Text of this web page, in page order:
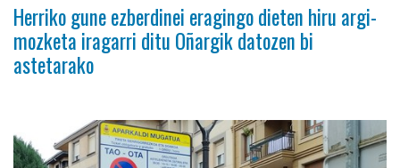
Herriko gune ezberdinei eragingo dieten hiru argi-
mozketa iragarri ditu Oñargik datozen bi
astetarako